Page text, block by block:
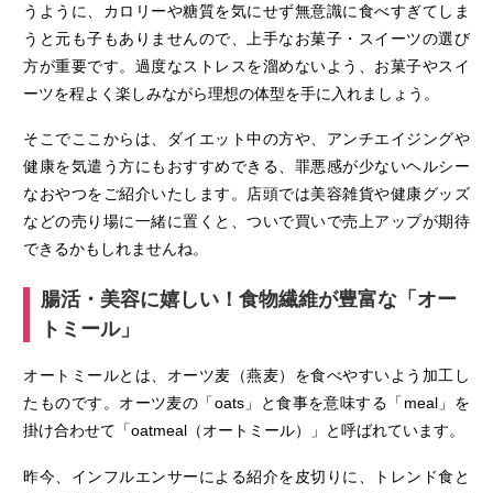
うように、カロリーや糖質を気にせず無意識に食べすぎてしま
うと元も子もありませんので、上手なお菓子・スイーツの選び
方が重要です。過度なストレスを溜めないよう、お菓子やスイ
ーツを程よく楽しみながら理想の体型を手に入れましょう。
そこでここからは、ダイエット中の方や、アンチエイジングや
健康を気遣う方にもおすすめできる、罪悪感が少ないヘルシー
なおやつをご紹介いたします。店頭では美容雑貨や健康グッズ
などの売り場に一緒に置くと、ついで買いで売上アップが期待
できるかもしれませんね。
腸活・美容に嬉しい！食物繊維が豊富な「オー
トミール」
オートミールとは、オーツ麦（燕麦）を食べやすいよう加工し
たものです。オーツ麦の「oats」と食事を意味する「meal」を
掛け合わせて「oatmeal（オートミール）」と呼ばれています。
昨今、インフルエンサーによる紹介を皮切りに、トレンド食と